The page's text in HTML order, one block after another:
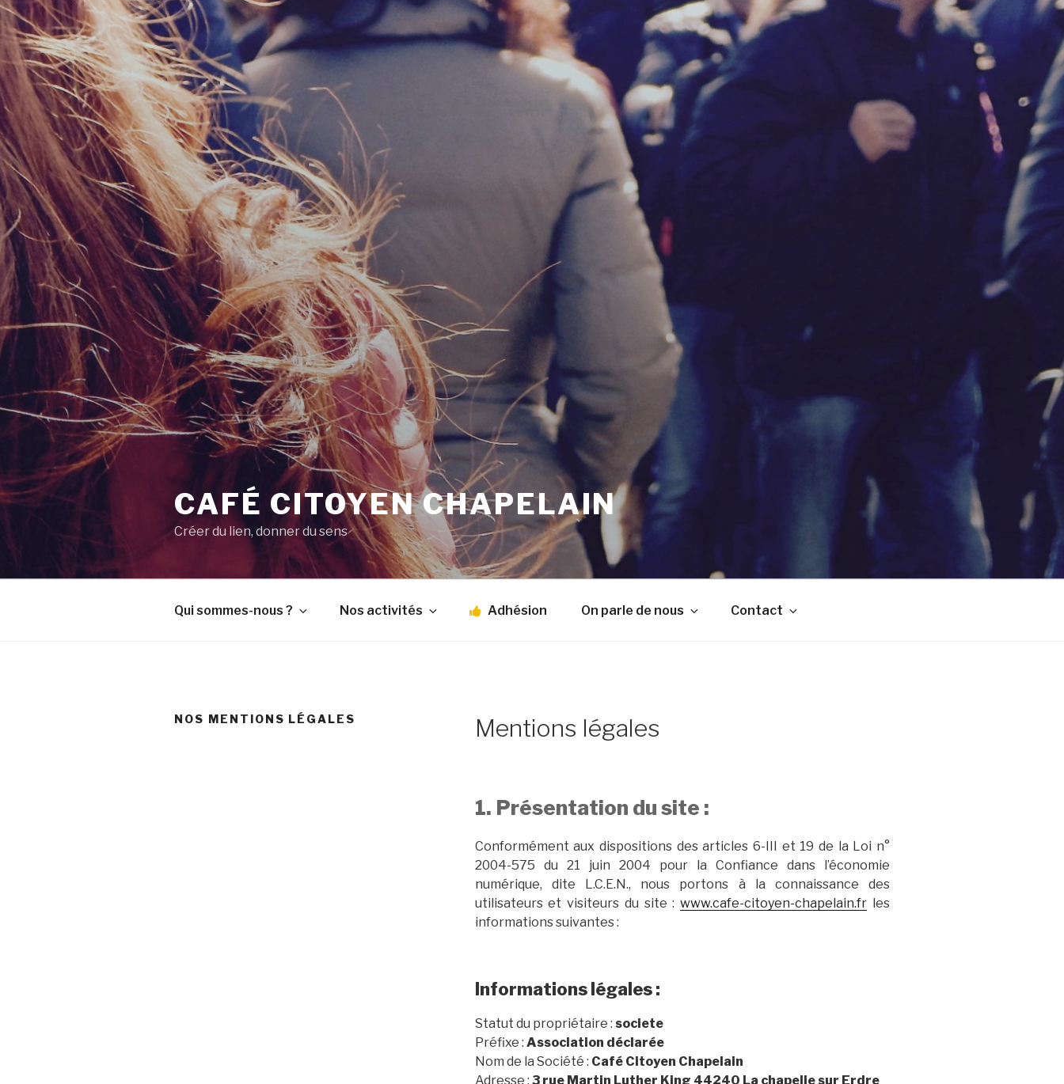
CAFÉ CITOYEN CHAPELAIN
Créer du lien, donner du sens
Qui sommes-nous ? Nos activités Adhésion On parle de nous Contact
NOS MENTIONS LÉGALES Mentions légales
1. Présentation du site :
Conformément aux dispositions des articles 6-III et 19 de la Loi n°
2004-575 du 21 juin 2004 pour la Confiance dans l’économie
numérique, dite L.C.E.N., nous portons à la connaissance des
utilisateurs et visiteurs du site :www.cafe-citoyen-chapelain.fr les
informations suivantes :
Informations légales :
Statut du propriétaire : societe
Préfixe : Association déclarée
Nom de la Société : Café Citoyen Chapelain
Adresse : 3 rue Martin Luther King 44240 La chapelle sur Erdre